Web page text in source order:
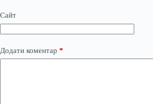
Сайт
Додати коментар *